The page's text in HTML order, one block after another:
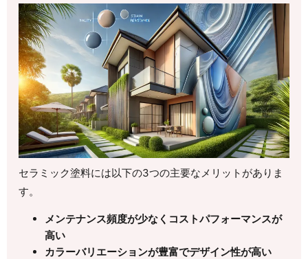
セラミック塗料には以下の3つの主要なメリットがありま
す。
メンテナンス頻度が少なくコストパフォーマンスが
高い
カラーバリエーションが豊富でデザイン性が高い